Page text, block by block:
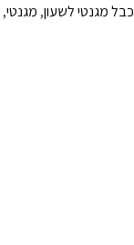
כבל מגנטי לשעון, מגנטי,